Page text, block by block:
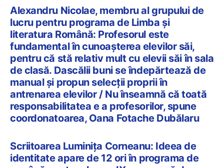
Alexandru Nicolae, membru al grupului de
lucru pentru programa de Limba și
literatura Română: Profesorul este
fundamental în cunoașterea elevilor săi,
pentru că stă relativ mult cu elevii săi în sala
de clasă. Dascălii buni se îndepărtează de
manual și propun selecții proprii în
antrenarea elevilor / Nu înseamnă că toată
responsabilitatea e a profesorilor, spune
coordonatoarea, Oana Fotache Dubălaru
Scriitoarea Luminița Corneanu: Ideea de
identitate apare de 12 ori în programa de